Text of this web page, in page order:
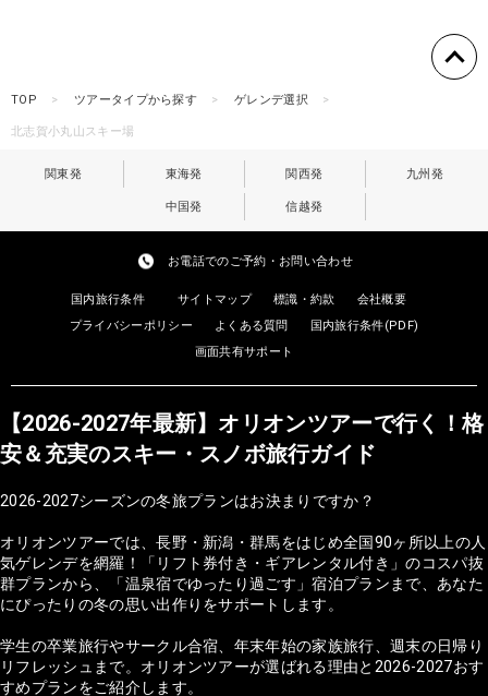
TOP ツアータイプから探す ゲレンデ選択
北志賀小丸山スキー場
関東発 東海発 関西発 九州発
中国発 信越発
お電話でのご予約・お問い合わせ
国内旅行条件 サイトマップ 標識・約款
会社概要
プライバシーポリシー
よくある質問
国内旅行条件(PDF)
画面共有サポート
【2026-2027年最新】オリオンツアーで行く！格
安＆充実のスキー・スノボ旅行ガイド
2026-2027シーズンの冬旅プランはお決まりですか？
オリオンツアーでは、長野・新潟・群馬をはじめ全国90ヶ所以上の人
気ゲレンデを網羅！「リフト券付き・ギアレンタル付き」のコスパ抜
群プランから、「温泉宿でゆったり過ごす」宿泊プランまで、あなた
にぴったりの冬の思い出作りをサポートします。
学生の卒業旅行やサークル合宿、年末年始の家族旅行、週末の日帰り
リフレッシュまで。オリオンツアーが選ばれる理由と2026-2027おす
すめプランをご紹介します。